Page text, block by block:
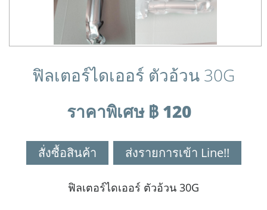
ฟิลเตอร์ไดเออร์ ตัวอ้วน 30G
ราคาพิเศษ ฿ 120
สั่งซื้อสินค้า ส่งรายการเข้า Line!!
ฟิลเตอร์ไดเออร์ ตัวอ้วน 30G